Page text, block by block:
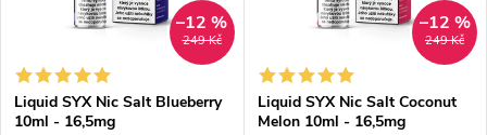
í
p
s
249 Kč
–12 %
Liquid SYX Nic Salt Blueberry
10ml - 16,5mg
249 Kč
–12 %
Liquid SYX Nic Salt Coconut
Melon 10ml - 16,5mg